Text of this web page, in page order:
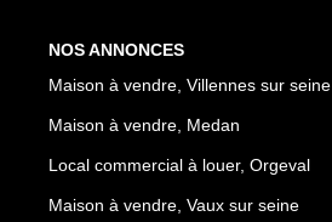
NOS ANNONCES
Maison à vendre, Villennes sur seine
Maison à vendre, Medan
Local commercial à louer, Orgeval
Maison à vendre, Vaux sur seine